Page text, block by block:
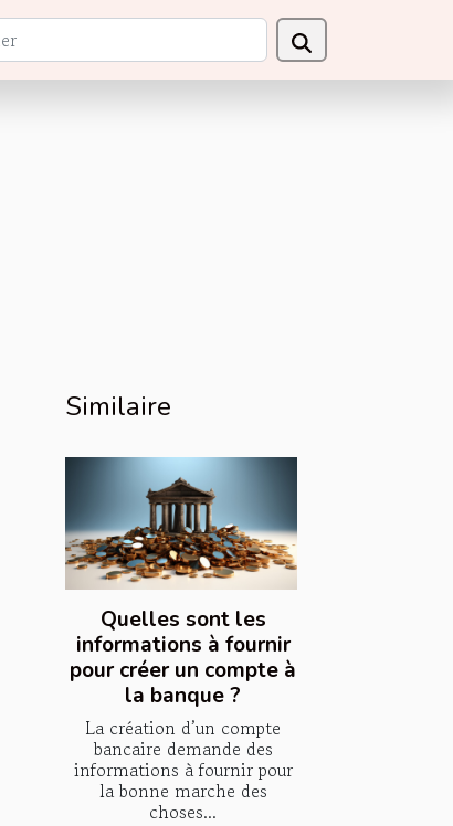
Similaire
Quelles sont les
informations à fournir
pour créer un compte à
la banque ?
La création d’un compte
bancaire demande des
informations à fournir pour
la bonne marche des
choses...